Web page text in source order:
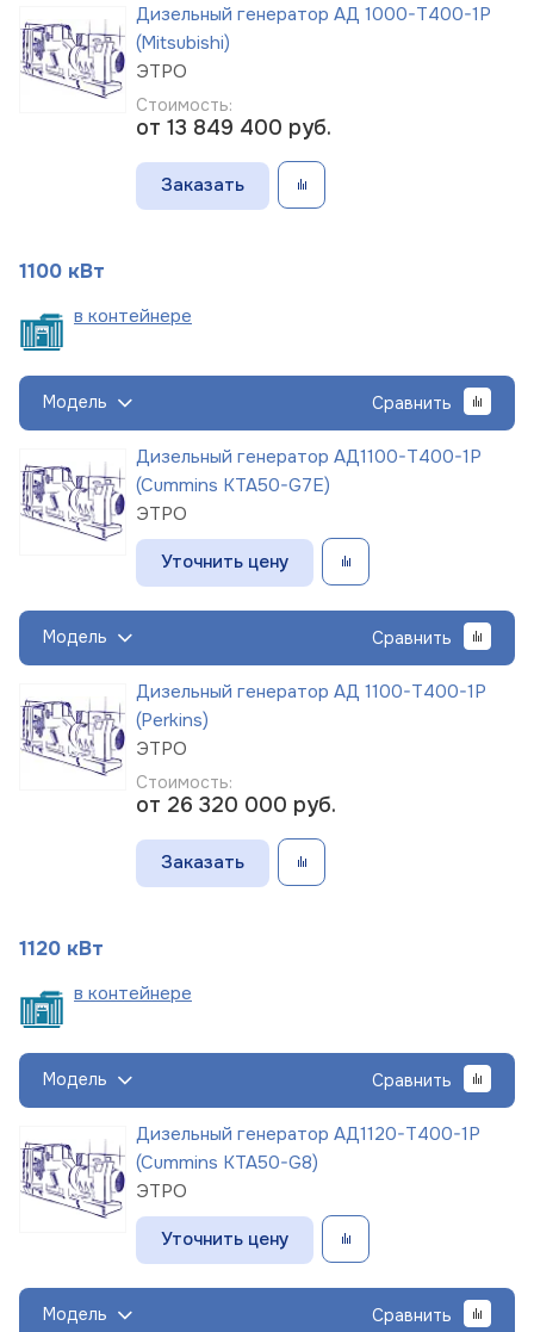
Дизельный генератор АД 1000-Т400-1Р
(Mitsubishi)
ЭТРО
Стоимость:
от 13 849 400 руб.
Заказать
1100 кВт
в контейнере
Модель Сравнить
Дизельный генератор АД1100-Т400-1Р
(Cummins KTA50-G7E)
ЭТРО
Уточнить цену
Модель Сравнить
Дизельный генератор АД 1100-Т400-1Р
(Perkins)
ЭТРО
Стоимость:
от 26 320 000 руб.
Заказать
1120 кВт
в контейнере
Модель Сравнить
Дизельный генератор АД1120-Т400-1Р
(Cummins KTA50-G8)
ЭТРО
Уточнить цену
Модель Сравнить